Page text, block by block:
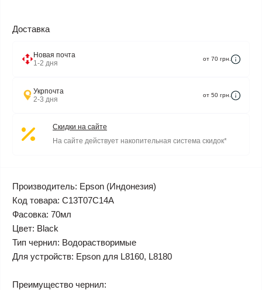
Доставка
Новая почта
1-2 дня
от 70 грн.
Укрпочта
2-3 дня
от 50 грн.
Скидки на сайте
На сайте действует накопительная система скидок*
Производитель: Epson (Индонезия)
Код товара: C13T07C14A
Фасовка: 70мл
Цвет: Black
Тип чернил: Водорастворимые
Для устройств: Epson для L8160, L8180
Преимущество чернил: